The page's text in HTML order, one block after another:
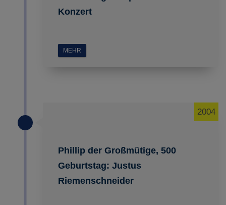
Konzert
MEHR
Phillip der Großmütige, 500
Geburtstag: Justus
Riemenschneider
2004